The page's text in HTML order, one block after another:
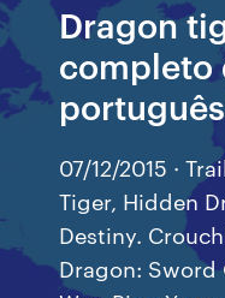
Dragon
completo
português
07/12/2015 ·
Tiger, Hidden
Destiny.
Dragon: